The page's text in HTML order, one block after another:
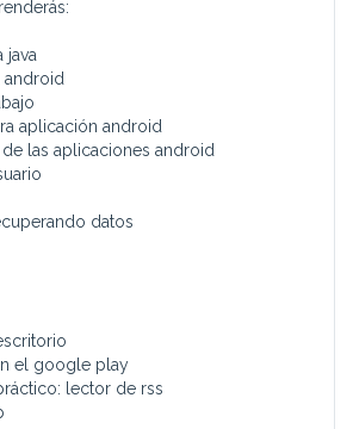
java
android
aplicación android
las aplicaciones android
datos
el google play
lector de rss